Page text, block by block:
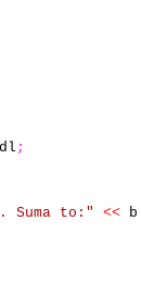
;
Suma to:" << b